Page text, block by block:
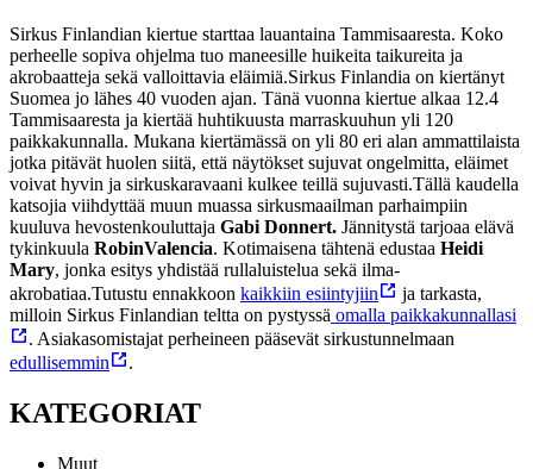
Sirkus Finlandian kiertue starttaa lauantaina Tammisaaresta. Koko
perheelle sopiva ohjelma tuo maneesille huikeita taikureita ja
akrobaatteja sekä valloittavia eläimiä.Sirkus Finlandia on kiertänyt
Suomea jo lähes 40 vuoden ajan. Tänä vuonna kiertue alkaa 12.4
Tammisaaresta ja kiertää huhtikuusta marraskuuhun yli 120
paikkakunnalla. Mukana kiertämässä on yli 80 eri alan ammattilaista
jotka pitävät huolen siitä, että näytökset sujuvat ongelmitta, eläimet
voivat hyvin ja sirkuskaravaani kulkee teillä sujuvasti.Tällä kaudella
katsojia viihdyttää muun muassa sirkusmaailman parhaimpiin
kuuluva hevostenkouluttaja Gabi Donnert. Jännitystä tarjoaa elävä
tykinkuula RobinValencia. Kotimaisena tähtenä edustaa Heidi
Mary, jonka esitys yhdistää rullaluistelua sekä ilma-
akrobatiaa.Tutustu ennakkoon kaikkiin esiintyjiin
ja tarkasta,
milloin Sirkus Finlandian teltta on pystyssä omalla paikkakunnallasi
. Asiakasomistajat perheineen pääsevät sirkustunnelmaan
edullisemmin
.
KATEGORIAT
Muut